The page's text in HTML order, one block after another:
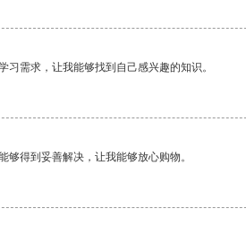
需求，让我能够找到自己感兴趣的知识。
得到妥善解决，让我能够放心购物。